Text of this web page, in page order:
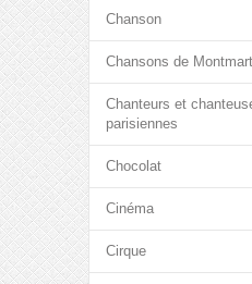
Chanson
Chansons de
Chanteurs et
parisiennes
Chocolat
Cinéma
Cirque